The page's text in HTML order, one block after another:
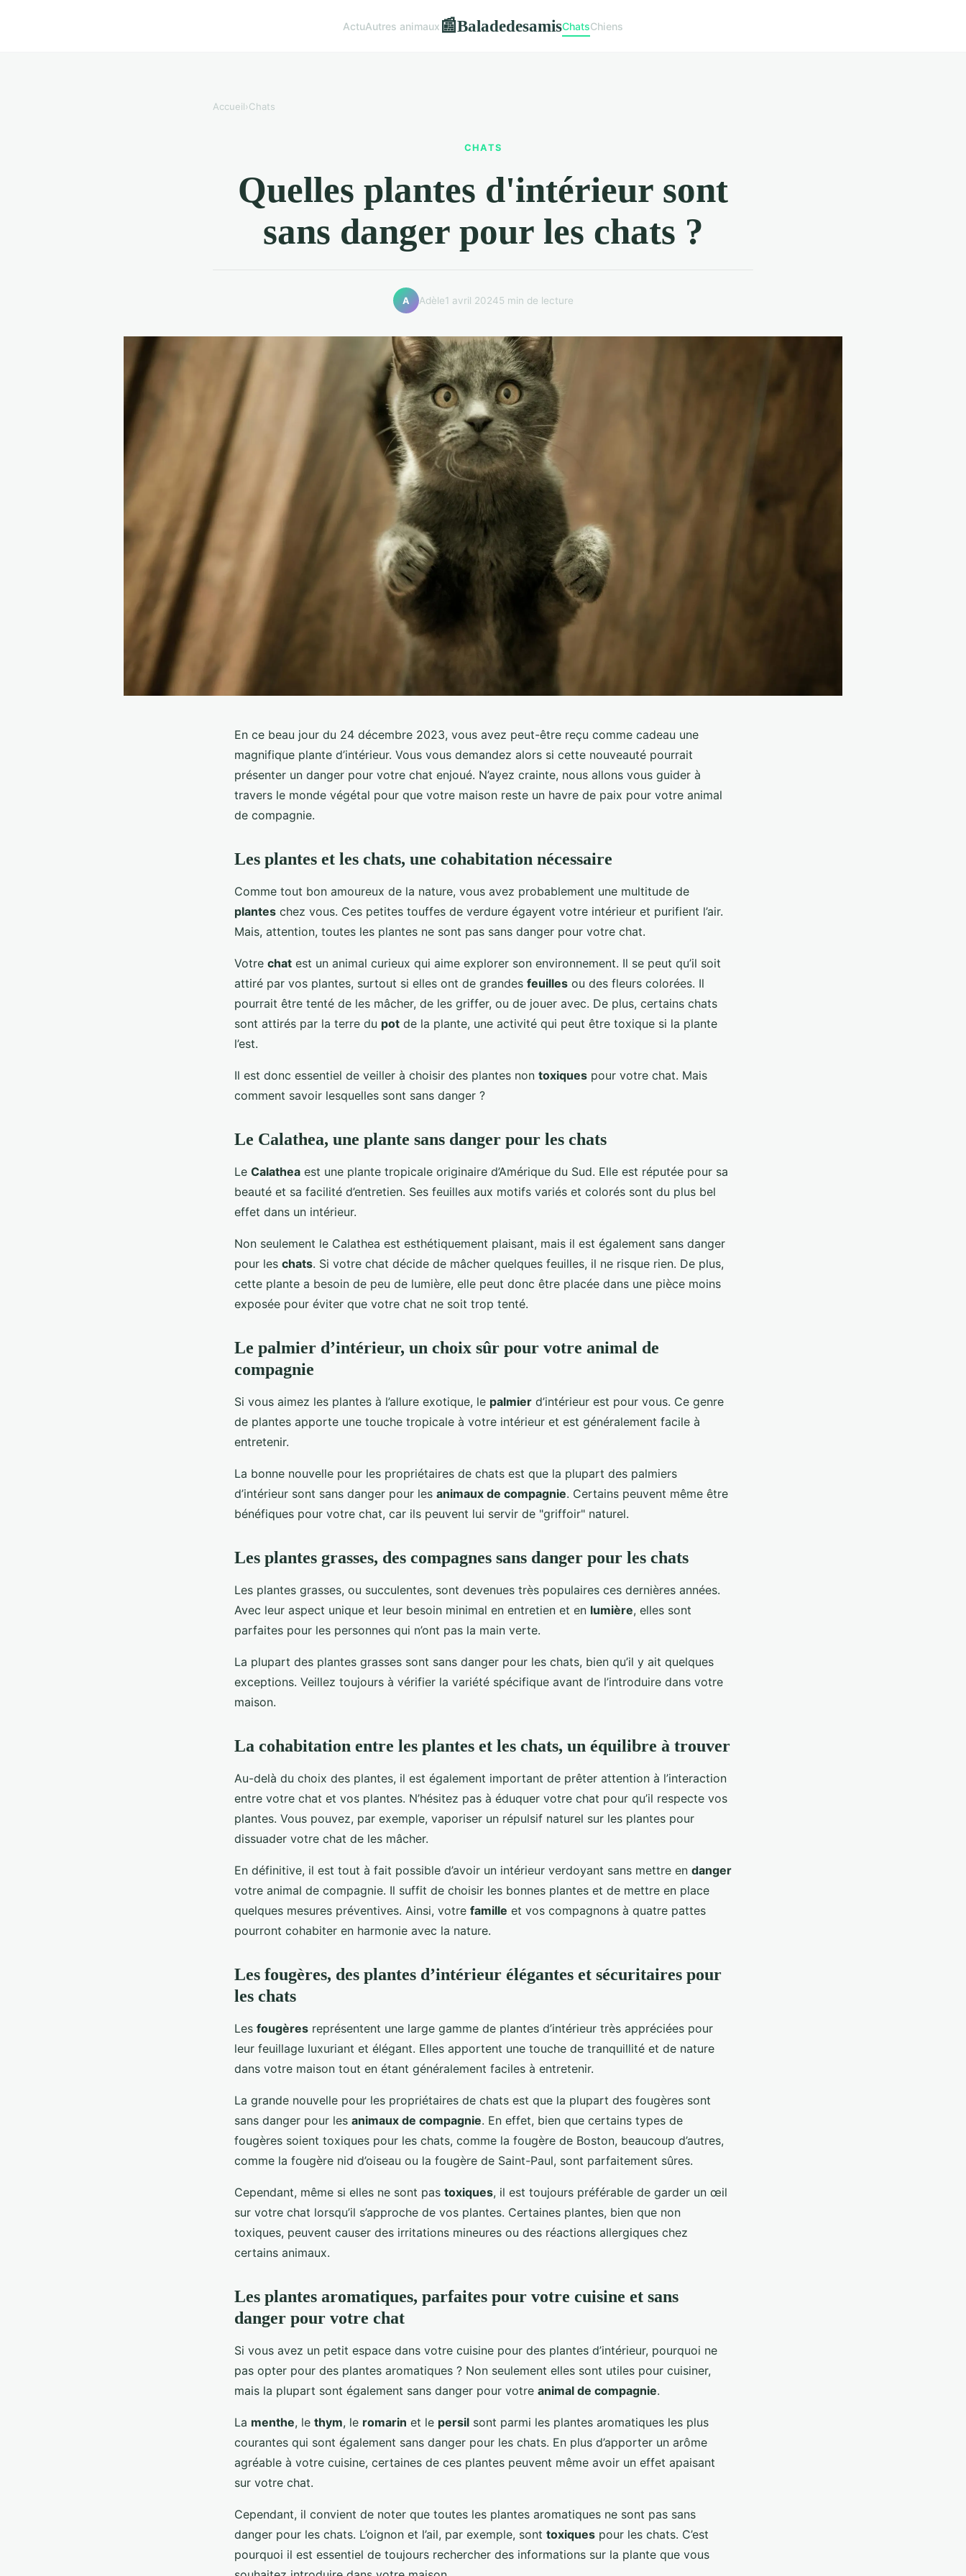
ActuAutres animaux 📰BaladedesamisChatsChiens
Accueil›Chats
CHATS
Quelles plantes d'intérieur sont
sans danger pour les chats ?
A Adèle1 avril 20245 min de lecture
En ce beau jour du 24 décembre 2023, vous avez peut-être reçu comme cadeau une
magnifique plante d’intérieur. Vous vous demandez alors si cette nouveauté pourrait
présenter un danger pour votre chat enjoué. N’ayez crainte, nous allons vous guider à
travers le monde végétal pour que votre maison reste un havre de paix pour votre animal
de compagnie.
Les plantes et les chats, une cohabitation nécessaire
Comme tout bon amoureux de la nature, vous avez probablement une multitude de
plantes chez vous. Ces petites touffes de verdure égayent votre intérieur et purifient l’air.
Mais, attention, toutes les plantes ne sont pas sans danger pour votre chat.
Votre chat est un animal curieux qui aime explorer son environnement. Il se peut qu’il soit
attiré par vos plantes, surtout si elles ont de grandes feuilles ou des fleurs colorées. Il
pourrait être tenté de les mâcher, de les griffer, ou de jouer avec. De plus, certains chats
sont attirés par la terre du pot de la plante, une activité qui peut être toxique si la plante
l’est.
Il est donc essentiel de veiller à choisir des plantes non toxiques pour votre chat. Mais
comment savoir lesquelles sont sans danger ?
Le Calathea, une plante sans danger pour les chats
Le Calathea est une plante tropicale originaire d’Amérique du Sud. Elle est réputée pour sa
beauté et sa facilité d’entretien. Ses feuilles aux motifs variés et colorés sont du plus bel
effet dans un intérieur.
Non seulement le Calathea est esthétiquement plaisant, mais il est également sans danger
pour les chats. Si votre chat décide de mâcher quelques feuilles, il ne risque rien. De plus,
cette plante a besoin de peu de lumière, elle peut donc être placée dans une pièce moins
exposée pour éviter que votre chat ne soit trop tenté.
Le palmier d’intérieur, un choix sûr pour votre animal de
compagnie
Si vous aimez les plantes à l’allure exotique, le palmier d’intérieur est pour vous. Ce genre
de plantes apporte une touche tropicale à votre intérieur et est généralement facile à
entretenir.
La bonne nouvelle pour les propriétaires de chats est que la plupart des palmiers
d’intérieur sont sans danger pour les animaux de compagnie. Certains peuvent même être
bénéfiques pour votre chat, car ils peuvent lui servir de "griffoir" naturel.
Les plantes grasses, des compagnes sans danger pour les chats
Les plantes grasses, ou succulentes, sont devenues très populaires ces dernières années.
Avec leur aspect unique et leur besoin minimal en entretien et en lumière, elles sont
parfaites pour les personnes qui n’ont pas la main verte.
La plupart des plantes grasses sont sans danger pour les chats, bien qu’il y ait quelques
exceptions. Veillez toujours à vérifier la variété spécifique avant de l’introduire dans votre
maison.
La cohabitation entre les plantes et les chats, un équilibre à trouver
Au-delà du choix des plantes, il est également important de prêter attention à l’interaction
entre votre chat et vos plantes. N’hésitez pas à éduquer votre chat pour qu’il respecte vos
plantes. Vous pouvez, par exemple, vaporiser un répulsif naturel sur les plantes pour
dissuader votre chat de les mâcher.
En définitive, il est tout à fait possible d’avoir un intérieur verdoyant sans mettre en danger
votre animal de compagnie. Il suffit de choisir les bonnes plantes et de mettre en place
quelques mesures préventives. Ainsi, votre famille et vos compagnons à quatre pattes
pourront cohabiter en harmonie avec la nature.
Les fougères, des plantes d’intérieur élégantes et sécuritaires pour
les chats
Les fougères représentent une large gamme de plantes d’intérieur très appréciées pour
leur feuillage luxuriant et élégant. Elles apportent une touche de tranquillité et de nature
dans votre maison tout en étant généralement faciles à entretenir.
La grande nouvelle pour les propriétaires de chats est que la plupart des fougères sont
sans danger pour les animaux de compagnie. En effet, bien que certains types de
fougères soient toxiques pour les chats, comme la fougère de Boston, beaucoup d’autres,
comme la fougère nid d’oiseau ou la fougère de Saint-Paul, sont parfaitement sûres.
Cependant, même si elles ne sont pas toxiques, il est toujours préférable de garder un œil
sur votre chat lorsqu’il s’approche de vos plantes. Certaines plantes, bien que non
toxiques, peuvent causer des irritations mineures ou des réactions allergiques chez
certains animaux.
Les plantes aromatiques, parfaites pour votre cuisine et sans
danger pour votre chat
Si vous avez un petit espace dans votre cuisine pour des plantes d’intérieur, pourquoi ne
pas opter pour des plantes aromatiques ? Non seulement elles sont utiles pour cuisiner,
mais la plupart sont également sans danger pour votre animal de compagnie.
La menthe, le thym, le romarin et le persil sont parmi les plantes aromatiques les plus
courantes qui sont également sans danger pour les chats. En plus d’apporter un arôme
agréable à votre cuisine, certaines de ces plantes peuvent même avoir un effet apaisant
sur votre chat.
Cependant, il convient de noter que toutes les plantes aromatiques ne sont pas sans
danger pour les chats. L’oignon et l’ail, par exemple, sont toxiques pour les chats. C’est
pourquoi il est essentiel de toujours rechercher des informations sur la plante que vous